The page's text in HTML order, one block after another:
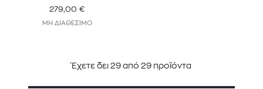
279,00 €
ΜΗ ΔΙΑΘΕΣΙΜΟ
Έχετε δει 29 από 29 προϊόντα